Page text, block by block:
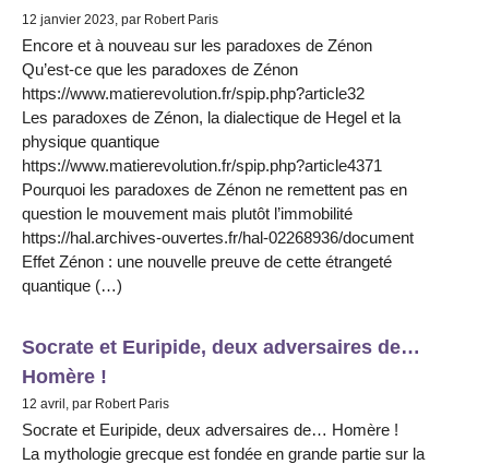
12 janvier 2023, par Robert Paris
Encore et à nouveau sur les paradoxes de Zénon
Qu’est-ce que les paradoxes de Zénon
https://www.matierevolution.fr/spip.php?article32
Les paradoxes de Zénon, la dialectique de Hegel et la
physique quantique
https://www.matierevolution.fr/spip.php?article4371
Pourquoi les paradoxes de Zénon ne remettent pas en
question le mouvement mais plutôt l’immobilité
https://hal.archives-ouvertes.fr/hal-02268936/document
Effet Zénon : une nouvelle preuve de cette étrangeté
quantique (…)
Socrate et Euripide, deux adversaires de…
Homère !
12 avril, par Robert Paris
Socrate et Euripide, deux adversaires de… Homère !
La mythologie grecque est fondée en grande partie sur la